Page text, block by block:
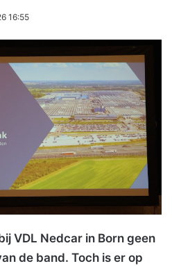
16:55
VDL Nedcar in Born geen
de band. Toch is er op